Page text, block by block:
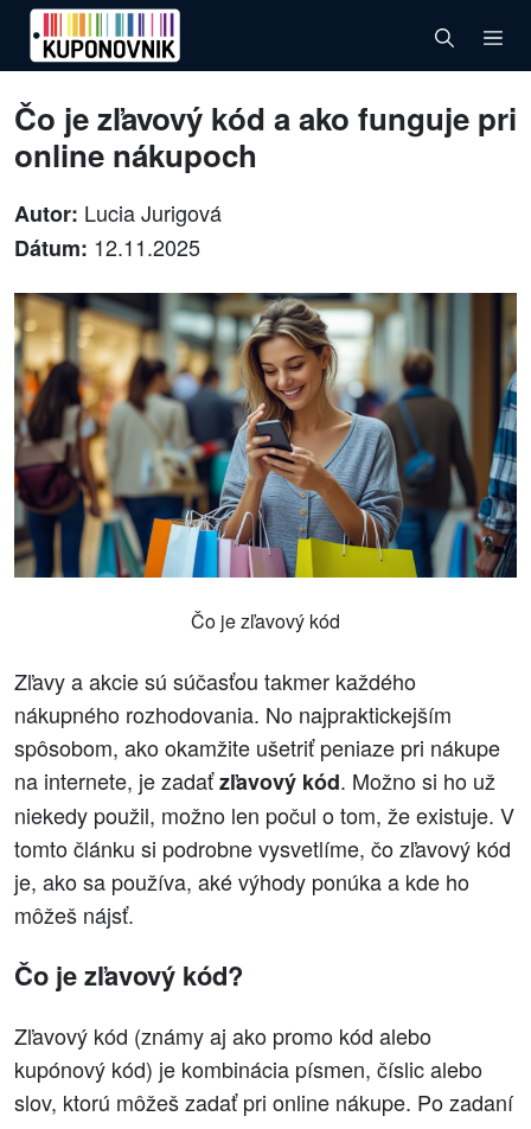
Čo je zľavový kód a ako funguje pri
online nákupoch
Autor: Lucia Jurigová
Dátum: 12.11.2025
Čo je zľavový kód
Zľavy a akcie sú súčasťou takmer každého
nákupného rozhodovania. No najpraktickejším
spôsobom, ako okamžite ušetriť peniaze pri nákupe
na internete, je zadaťzľavový kód. Možno si ho už
niekedy použil, možno len počul o tom, že existuje. V
tomto článku si podrobne vysvetlíme, čo zľavový kód
je, ako sa používa, aké výhody ponúka a kde ho
môžeš nájsť.
Čo je zľavový kód?
Zľavový kód (známy aj ako promo kód alebo
kupónový kód) je kombinácia písmen, číslic alebo
slov, ktorú môžeš zadať pri online nákupe. Po zadaní